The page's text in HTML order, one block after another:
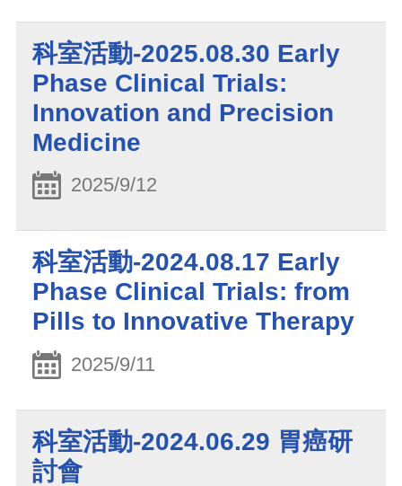
科室活動-2025.08.30 Early
Phase Clinical Trials:
Innovation and Precision
Medicine
2025/9/12
科室活動-2024.08.17 Early
Phase Clinical Trials: from
Pills to Innovative Therapy
2025/9/11
科室活動-2024.06.29 胃癌研
討會